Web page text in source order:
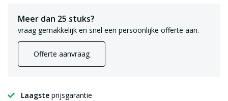
Meer dan 25 stuks?
vraag gemakkelijk en snel een persoonlijke offerte aan.
Offerte aanvraag
Laagste prijsgarantie